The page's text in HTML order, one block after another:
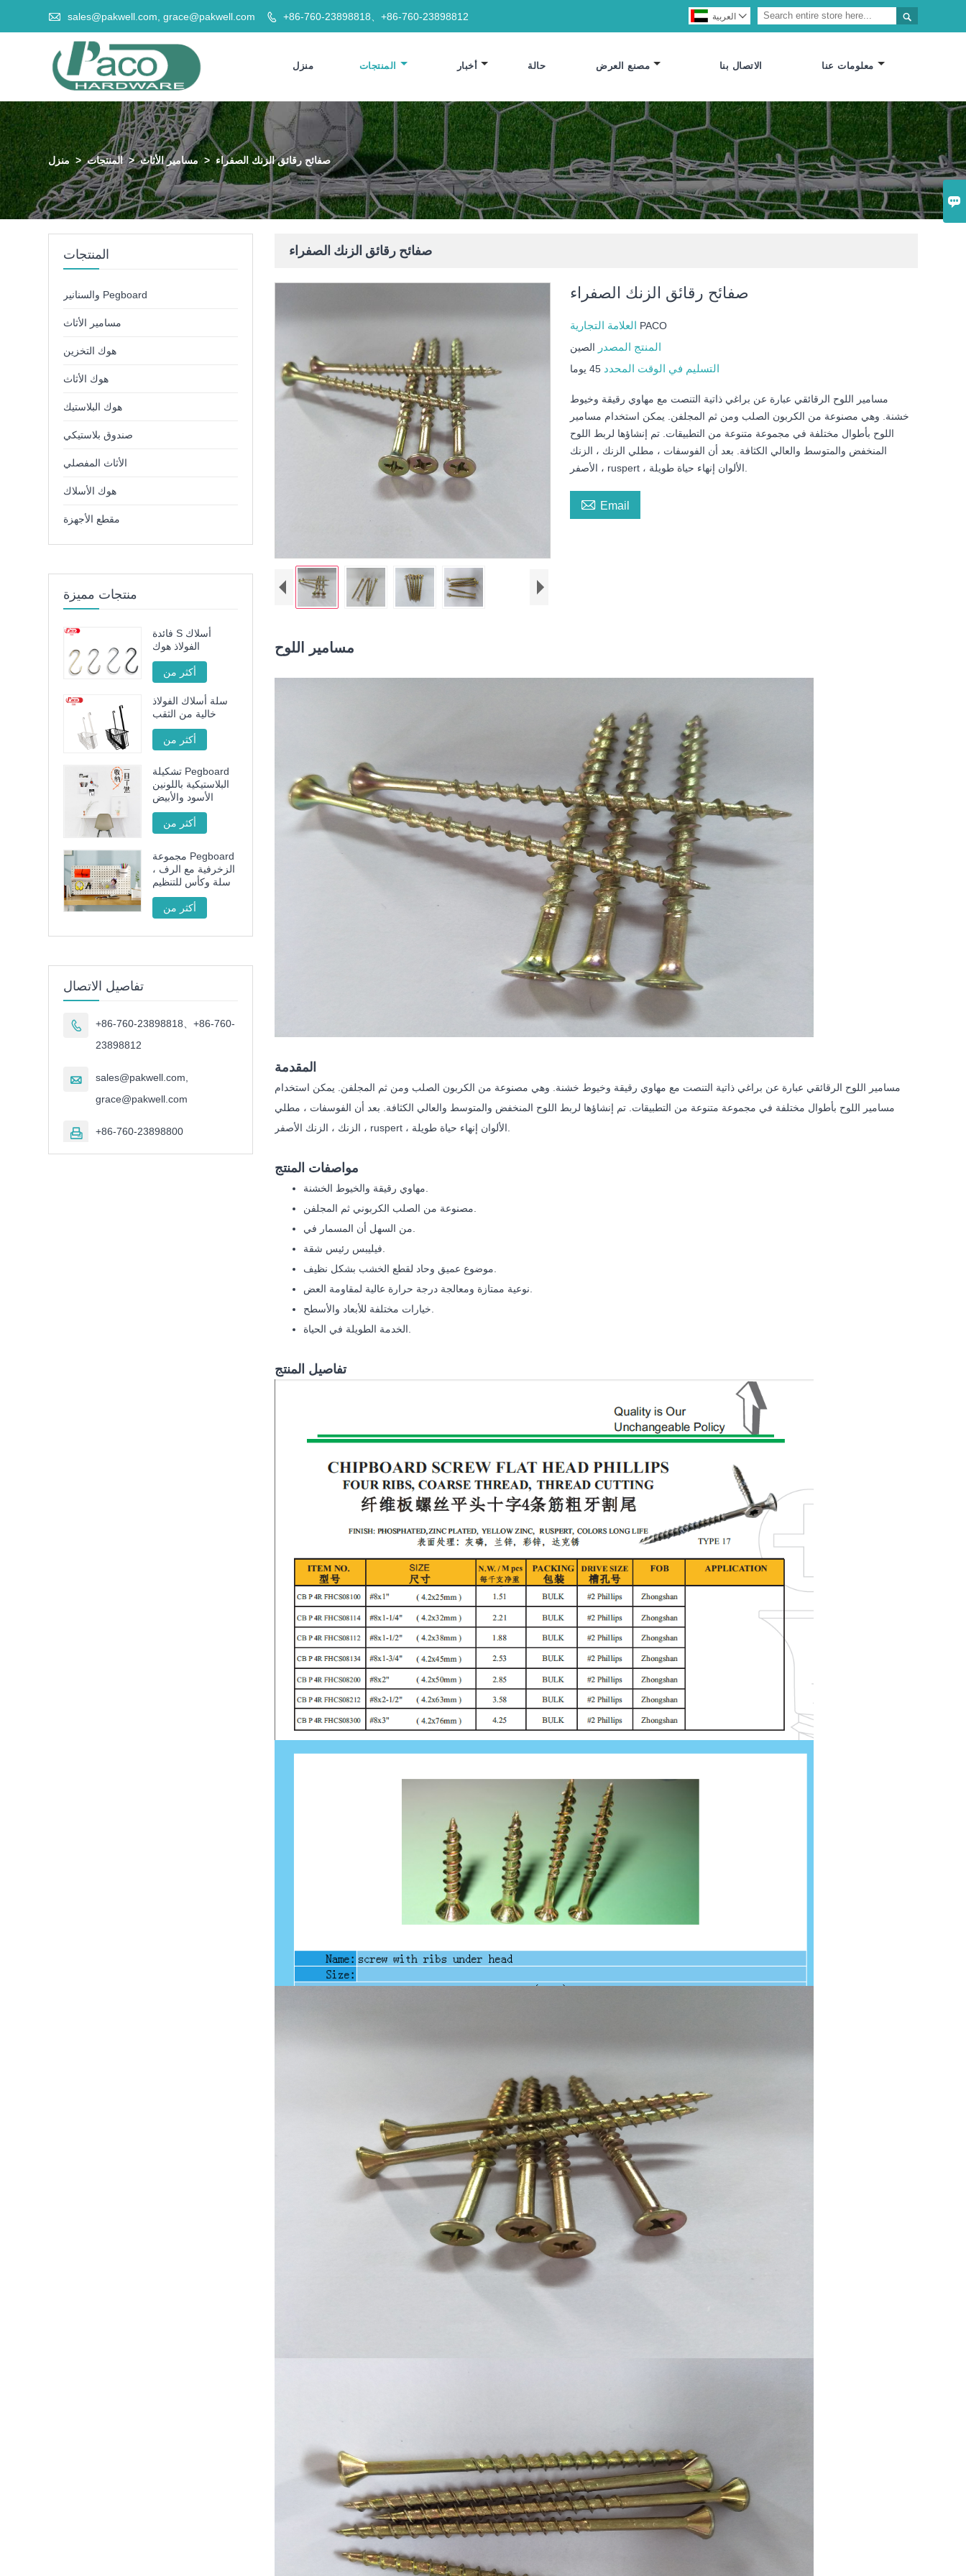

 sales@pakwell.com, grace@pakwell.com  +86-760-23898818、+86-760-23898812  العربية 
منزل المنتجات أخبار حالة مصنع العرض الاتصال بنا معلومات عنا
منزل > المنتجات > مسامير الأثاث > صفائح رقائق الزنك الصفراء
صفائح رقائق الزنك الصفراء
صفائح رقائق الزنك الصفراء
PACO
المنتج المصدر الصين
التسليم في الوقت المحدد 45 يوما
مسامير اللوح الرقائقي عبارة عن براغي ذاتية التنصت مع مهاوي رقيقة وخيوط
خشنة. وهي مصنوعة من الكربون الصلب ومن ثم المجلفن. يمكن استخدام مسامير
اللوح بأطوال مختلفة في مجموعة متنوعة من التطبيقات. تم إنشاؤها لربط اللوح
المنخفض والمتوسط والعالي الكثافة. بعد أن الفوسفات ، مطلي الزنك ، الزنك
الأصفر ، ruspert ، الألوان إنهاء حياة طويلة.
 Email
مسامير اللوح
المقدمة
مسامير اللوح الرقائقي عبارة عن براغي ذاتية التنصت مع مهاوي رقيقة وخيوط خشنة. وهي مصنوعة من الكربون الصلب ومن ثم المجلفن. يمكن استخدام
مسامير اللوح بأطوال مختلفة في مجموعة متنوعة من التطبيقات. تم إنشاؤها لربط اللوح المنخفض والمتوسط والعالي الكثافة. بعد أن الفوسفات ، مطلي
الزنك ، الزنك الأصفر ، ruspert ، الألوان إنهاء حياة طويلة.
مواصفات المنتج
مهاوي رقيقة والخيوط الخشنة.
مصنوعة من الصلب الكربوني ثم المجلفن.
من السهل أن المسمار في.
فيليبس رئيس شقة.
موضوع عميق وحاد لقطع الخشب بشكل نظيف.
نوعية ممتازة ومعالجة درجة حرارة عالية لمقاومة العض.
خيارات مختلفة للأبعاد والأسطح.
الخدمة الطويلة في الحياة.
تفاصيل المنتج
المنتجات
والسنانير Pegboard
مسامير الأثاث
هوك التخزين
هوك الأثاث
هوك البلاستيك
صندوق بلاستيكي
الأثاث المفصلي
هوك الأسلاك
مقطع الأجهزة
منتجات مميزة
فائدة S أسلاك
الفولاذ هوك
أكثر من
سلة أسلاك الفولاذ
خالية من الثقب
أكثر من
تشكيلة Pegboard
البلاستيكية باللونين
الأسود والأبيض
أكثر من
مجموعة Pegboard
الزخرفية مع الرف ،
سلة وكأس للتنظيم
أكثر من
تفاصيل الاتصال

+86-760-23898818、+86-760-
23898812

sales@pakwell.com,
grace@pakwell.com
 +86-760-23898800